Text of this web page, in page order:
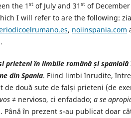
the 1 st of July and 31 st of
I will refer to are the following:
, noiinspania.com
prieteni în limbile română și
din Spania. Fiind limbi înrudite,
de două sute de falși prieteni (de
≠ nervioso, ci enfadado; a se
Până în prezent s-au publicat doar